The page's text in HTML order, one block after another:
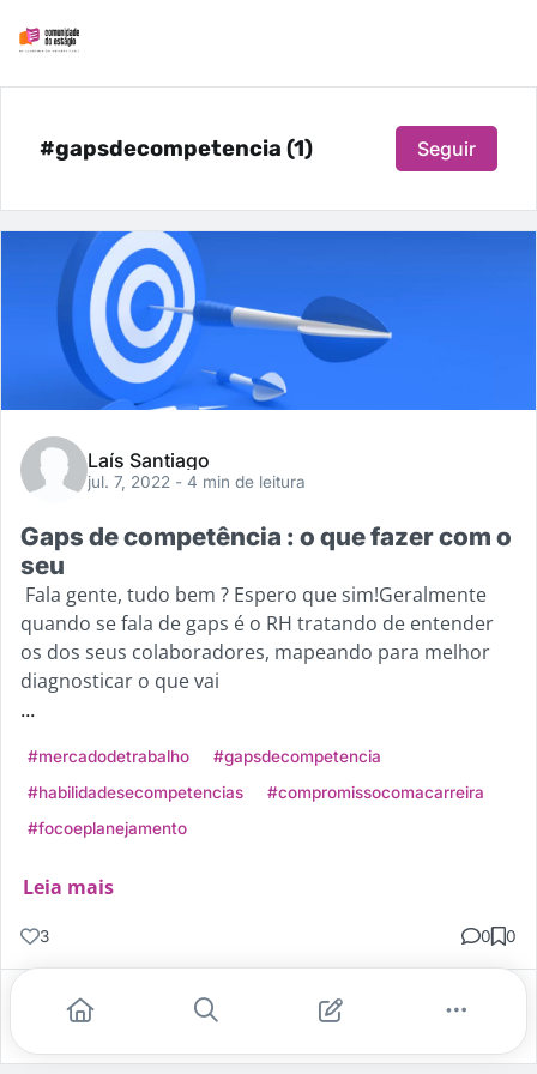
#gapsdecompetencia (1) Seguir
Laís Santiago
jul. 7, 2022 - 4 min de leitura
Gaps de competência : o que fazer com o
seu
Fala gente, tudo bem ? Espero que sim!Geralmente
quando se fala de gaps é o RH tratando de entender
os dos seus colaboradores, mapeando para melhor
diagnosticar o que vai
...
#mercadodetrabalho
#gapsdecompetencia
#habilidadesecompetencias
#compromissocomacarreira
#focoeplanejamento
Leia mais
3 0 0
Gostei Comentar Salvar